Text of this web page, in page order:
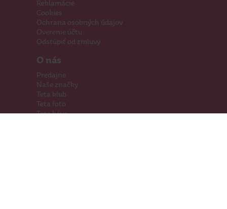
Reklamácie
Cookies
Ochrana osobných údajov
Overenie účtu
Odstúpiť od zmluvy
O nás
Predajne
Naše značky
Teta klub
Teta foto
Teta káva